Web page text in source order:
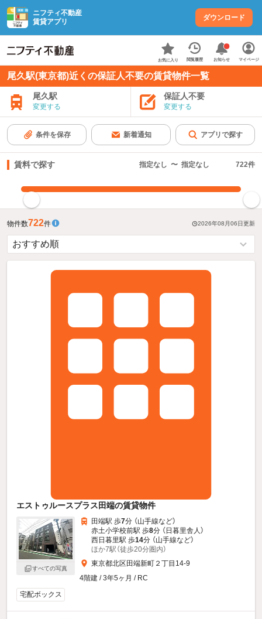
ニフティ不動産
賃貸アプリ
ダウンロード
お気に入り 閲覧履歴 お知らせ マイページ
尾久駅(東京都)近くの保証人不要の賃貸物件一覧
尾久駅
変更する
保証人不要
変更する
条件を保存 新着通知 アプリで探す
賃料で探す 指定なし 〜 指定なし 722件
物件数722件 2026年08月06日更新
エストゥルースプラス田端の賃貸物件
すべての写真
田端駅 歩7分 （山手線など）
赤土小学校前駅 歩8分 （日暮里舎人）
西日暮里駅 歩14分 （山手線など）
ほか7駅（徒歩20分圏内）
東京都北区田端新町２丁目14-9
4階建 / 3年5ヶ月 / RC
宅配ボックス